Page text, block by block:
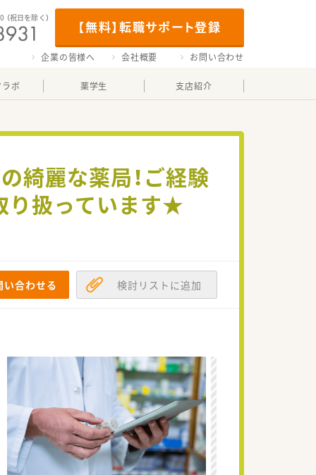
【無料】転職サポート登録
（祝日を除く）
企業の皆様へ 会社概要 お問い合わせ
ボ 薬学生 支店紹介
綺麗な薬局！ご経験
り扱っています★
い合わせる 検討リストに追加